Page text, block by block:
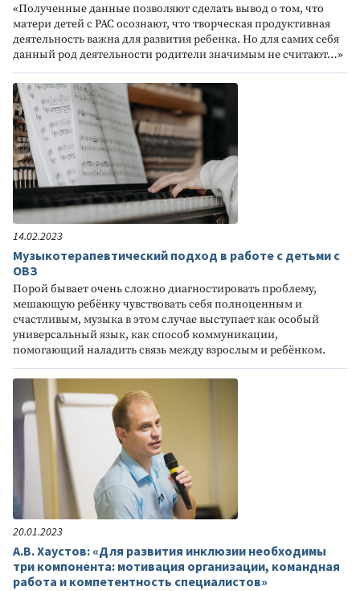
«Полученные данные позволяют сделать вывод о том, что
матери детей с РАС осознают, что творческая продуктивная
деятельность важна для развития ребенка. Но для самих себя
данный род деятельности родители значимым не считают…»
14.02.2023
Музыкотерапевтический подход в работе с детьми с
ОВЗ
Порой бывает очень сложно диагностировать проблему,
мешающую ребёнку чувствовать себя полноценным и
счастливым, музыка в этом случае выступает как особый
универсальный язык, как способ коммуникации,
помогающий наладить связь между взрослым и ребёнком.
20.01.2023
А.В. Хаустов: «Для развития инклюзии необходимы
три компонента: мотивация организации, командная
работа и компетентность специалистов»